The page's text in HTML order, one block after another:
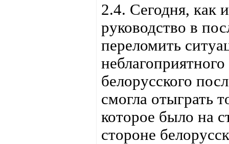
2.4. Сегодня, как
руководство в
переломить
белорусского
смогла отыграть
которое было на
стороне